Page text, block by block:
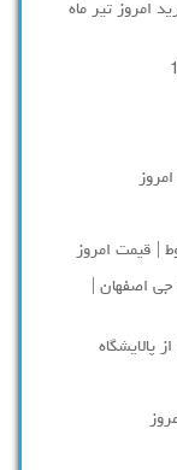
بشکه ای صادراتی 60 70 | خرید امروز تیر ماه
| قیمت امروز
نفت جی اصفهان |
پالایشگاه